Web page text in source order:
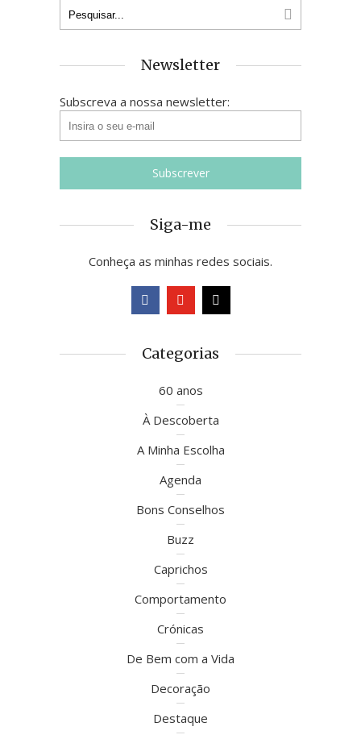
Newsletter
Subscreva a nossa newsletter:
Siga-me
Conheça as minhas redes sociais.
Categorias
60 anos
À Descoberta
A Minha Escolha
Agenda
Bons Conselhos
Buzz
Caprichos
Comportamento
Crónicas
De Bem com a Vida
Decoração
Destaque